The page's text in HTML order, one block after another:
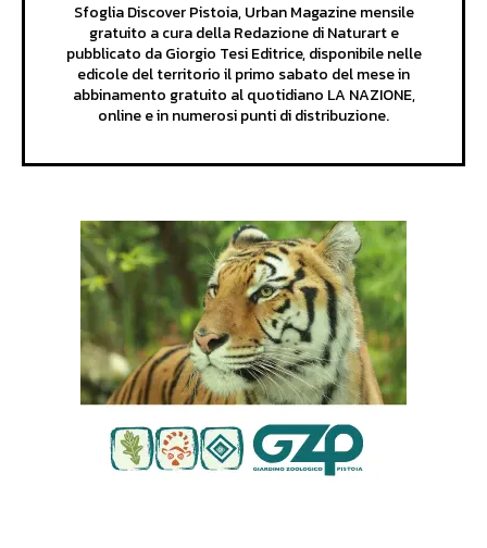
Sfoglia Discover Pistoia, Urban Magazine mensile
gratuito a cura della Redazione di Naturart e
pubblicato da Giorgio Tesi Editrice, disponibile nelle
edicole del territorio il primo sabato del mese in
abbinamento gratuito al quotidiano LA NAZIONE,
online e in numerosi punti di distribuzione.